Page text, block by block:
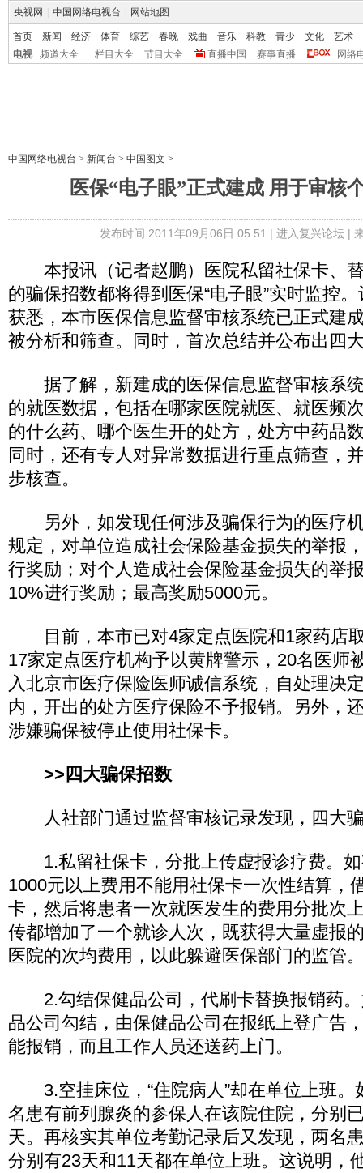
央视网 中国网络电视台 网站地图
首页 新闻 经济 体育 综艺 春晚 戏曲 音乐 科教 青少 文化
艺术
电视
频道大全 栏目大全 节目大全 直播中国 赛事直播 网络
中国网络电视台 > 新闻台 > 中国图文 >
医保“电子眼”正式建成 用于审核
发布时间:2011年09月06日 05:51 | 进入复兴论坛|
本报讯（记者赵鹏）医院私留社保卡、
的骗保招数都将得到医保“电子眼”实时监控
获悉，本市医保信息监督审核系统已正式建
被分析和筛查。同时，首次总结并公布出四
据了解，新建成的医保信息监督审核系
的就医数据，包括在哪家医院就医、就医频
的什么药、哪个医生开的处方，处方中药品
同时，还有专人对异常数据进行重点筛查，
步核查。
另外，如发现任何涉及骗保行为的医疗
规定，对单位造成社会保险基金损失的举报
行奖励；对个人造成社会保险基金损失的举
10%进行奖励；最高奖励5000元。
目前，本市已对4家定点医院和1家药店
17家定点医疗机构予以黄牌警示，20名医师
入北京市医疗保险医师诚信系统，自处理决
内，开出的处方医疗保险不予报销。另外，
涉嫌骗保被停止使用社保卡。
>>四大骗保招数
人社部门通过监督审核记录发现，四大
1.私留社保卡，分批上传虚报诊疗费。如
1000元以上费用不能用社保卡一次性结算，
卡，然后将患者一次就医发生的费用分批次
传都增加了一个就诊人次，既获得大量虚报
医院的次均费用，以此躲避医保部门的监管
2.勾结保健品公司，代刷卡替换报销药。
品公司勾结，由保健品公司在报纸上登广告
能报销，而且工作人员还送药上门。
3.空挂床位，“住院病人”却在单位上班。
名患有前列腺炎的参保人在该院住院，分别
天。再核实其单位考勤记录后又发现，两名
分别有23天和11天都在单位上班。这说明，